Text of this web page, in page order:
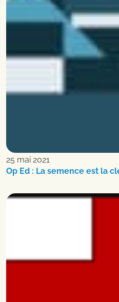
25 mai 2021
Op Ed : La semence est la